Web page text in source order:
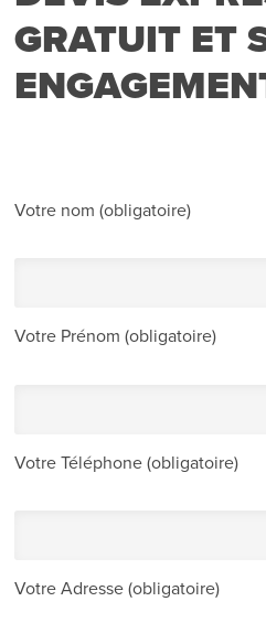
GRATUIT ET
Votre nom (obligatoire)
Votre Prénom (obligatoire)
Votre Téléphone (obligatoire)
Votre Adresse (obligatoire)